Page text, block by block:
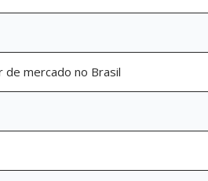
de mercado no Brasil